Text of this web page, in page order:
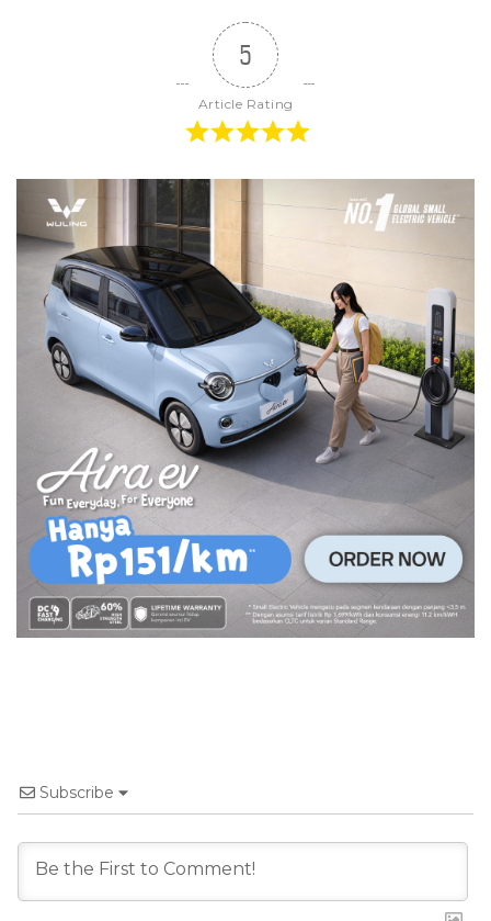
5
Article Rating
Subscribe